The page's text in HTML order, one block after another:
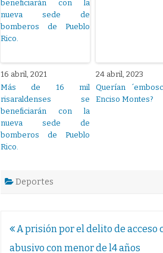
16 abril, 2021
Más de 16 mil
risaraldenses se
beneficiarán con la
nueva sede de
bomberos de Pueblo
Rico.
24 abril, 2023
Querían
Enciso Montes?
Deportes
Navegación
de
A prisión por el delito de acceso
abusivo con menor de l4 años